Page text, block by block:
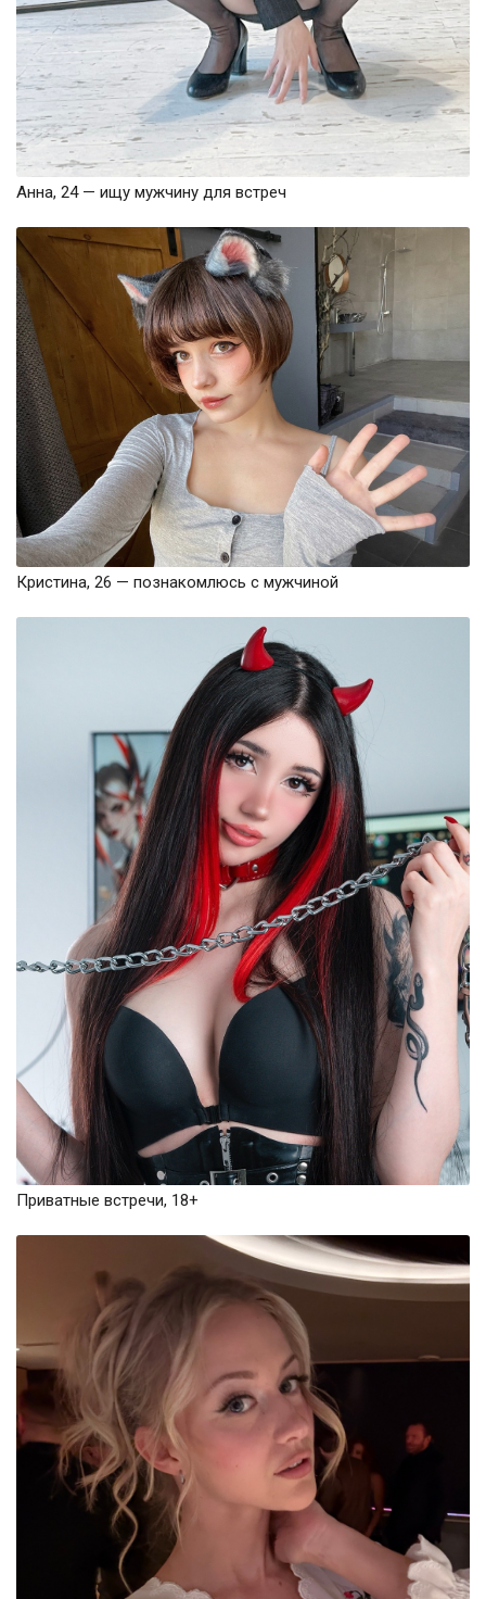
Анна, 24 — ищу мужчину для встреч
Кристина, 26 — познакомлюсь с мужчиной
Приватные встречи, 18+